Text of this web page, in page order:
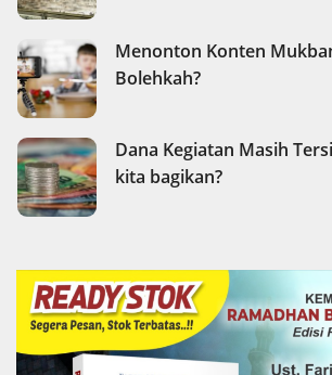
Menonton Konten
Bolehkah?
Dana Kegiatan Masih
kita bagikan?